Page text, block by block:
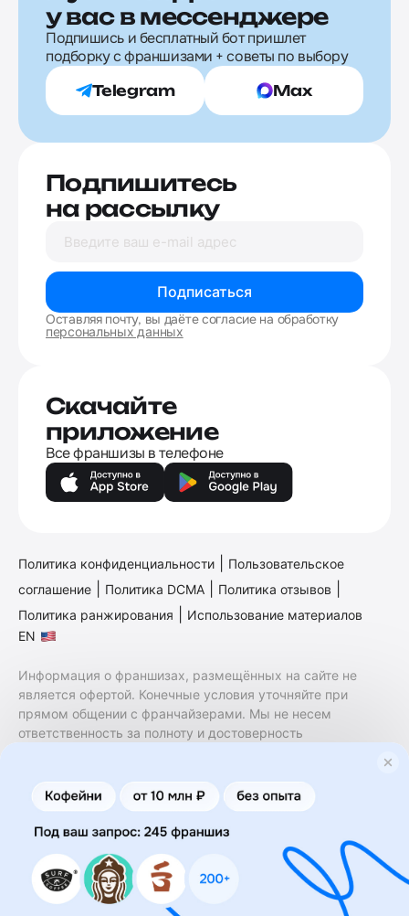
у вас в мессенджере
Подпишись и бесплатный бот пришлет
подборку с франшизами + советы по выбору
Telegram Max
Подпишитесь
на рассылку
Подписаться
Оставляя почту, вы даёте согласие на обработку
персональных данных
Скачайте
приложение
Все франшизы в телефоне
Политика конфиденциальности
Пользовательское
соглашение
Политика DCMA Политика отзывов
Политика ранжирования
Использование материалов
EN
Информация о франшизах, размещённых на сайте не
является офертой. Конечные условия уточняйте при
прямом общении с франчайзерами. Мы не несем
ответственность за полноту и достоверность
финансовые услуги. Заключение договоров
коммерческой концессии (франчайзинга) осуществляется
правообладателями/их представителями. Бизнесменс.ру
не является посредником или представителем
правообладателя и не несет ответственность за условия
предоставления франшизы и действия лиц,
осуществленные на основании информации, имеющейся